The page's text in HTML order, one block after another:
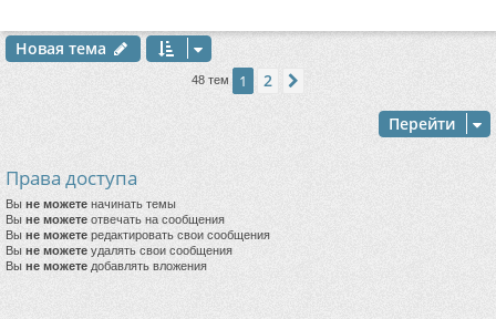
Новая тема
48 тем 1 2
Перейти
Права доступа
Вы не можете начинать темы
Вы не можете отвечать на сообщения
Вы не можете редактировать свои сообщения
Вы не можете удалять свои сообщения
Вы не можете добавлять вложения